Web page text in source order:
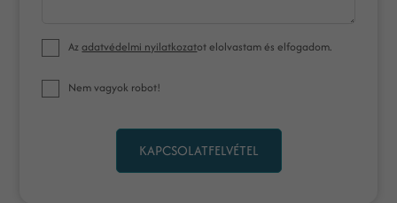
Azadatvédelmi nyilatkozatot elolvastam és elfogadom.
Nem vagyok robot!
KAPCSOLATFELVÉTEL